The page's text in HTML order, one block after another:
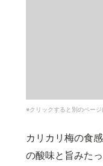
※クリックすると別のペー
カリカリ梅の食
の酸味と旨みた